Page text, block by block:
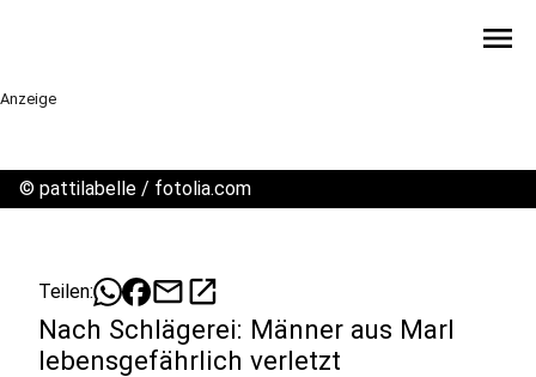
menu
Anzeige
© pattilabelle / fotolia.com
Teilen: mailopen_in_new
Nach Schlägerei: Männer aus Marl
lebensgefährlich verletzt